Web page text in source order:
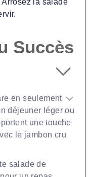
la salade
Succès
en seulement
déjeuner léger ou
une touche
le jambon cru
salade de